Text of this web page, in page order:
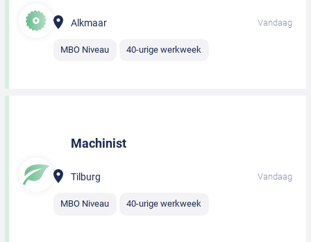
Alkmaar Vandaag
MBO Niveau 40-urige werkweek
Machinist
Tilburg Vandaag
MBO Niveau 40-urige werkweek